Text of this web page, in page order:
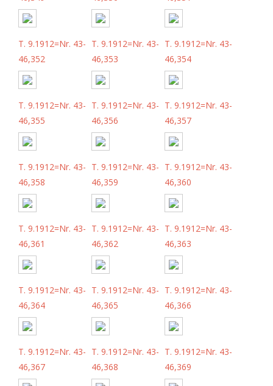
T. 9.1912=Nr. 43-
46,352
T. 9.1912=Nr. 43-
46,353
T. 9.1912=Nr. 43-
46,354
T. 9.1912=Nr. 43-
46,355
T. 9.1912=Nr. 43-
46,356
T. 9.1912=Nr. 43-
46,357
T. 9.1912=Nr. 43-
46,358
T. 9.1912=Nr. 43-
46,359
T. 9.1912=Nr. 43-
46,360
T. 9.1912=Nr. 43-
46,361
T. 9.1912=Nr. 43-
46,362
T. 9.1912=Nr. 43-
46,363
T. 9.1912=Nr. 43-
46,364
T. 9.1912=Nr. 43-
46,365
T. 9.1912=Nr. 43-
46,366
T. 9.1912=Nr. 43-
46,367
T. 9.1912=Nr. 43-
46,368
T. 9.1912=Nr. 43-
46,369